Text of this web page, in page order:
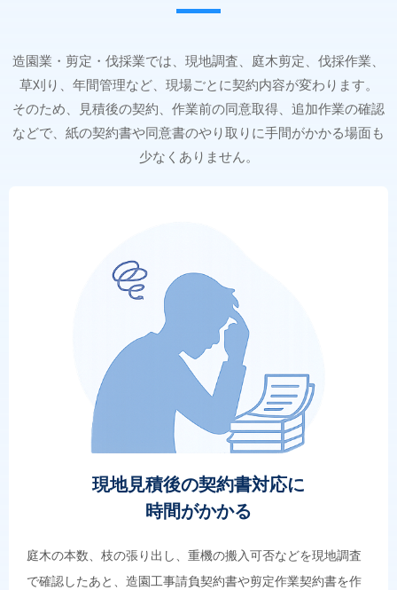
造園業・剪定・伐採業では、現地調査、庭木剪定、伐採作業、
草刈り、年間管理など、現場ごとに契約内容が変わります。
そのため、見積後の契約、作業前の同意取得、追加作業の確認
などで、紙の契約書や同意書のやり取りに手間がかかる場面も
少なくありません。
現地見積後の契約書対応に
時間がかかる
庭木の本数、枝の張り出し、重機の搬入可否などを現地調査
で確認したあと、造園工事請負契約書や剪定作業契約書を作